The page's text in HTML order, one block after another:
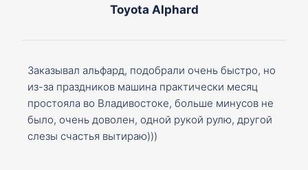
Toyota Alphard
Заказывал альфард, подобрали очень быстро, но
из-за праздников машина практически месяц
простояла во Владивостоке, больше минусов не
было, очень доволен, одной рукой рулю, другой
слезы счастья вытираю)))